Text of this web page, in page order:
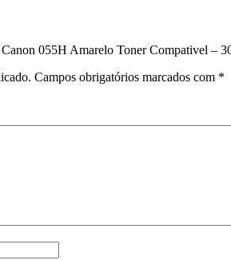
055H Amarelo Toner Compativel –
Campos obrigatórios marcados com *